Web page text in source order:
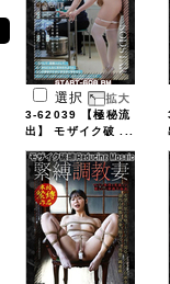
選択
3-62039 【極秘流
出】 モザイク破 ...